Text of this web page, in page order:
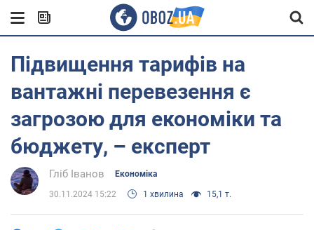
Підвищення тарифів на
вантажні перевезення є
загрозою для економіки та
бюджету, – експерт
Гліб Іванов Економіка
30.11.2024 15:22 1 хвилина 15,1 т.